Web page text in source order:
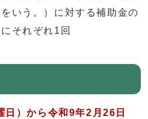
いう。）に対する補助金の
それぞれ1回
）から令和9年2月26日